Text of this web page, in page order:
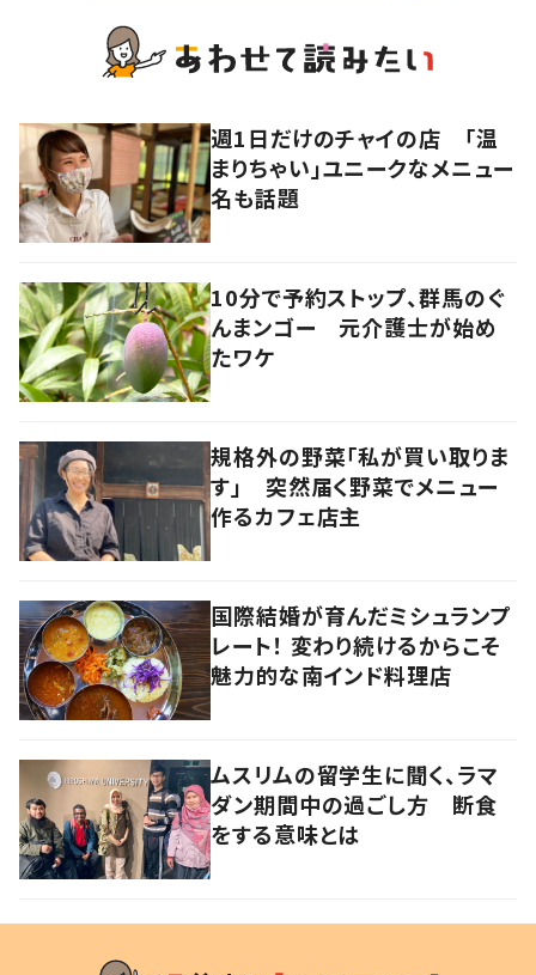
週1日だけのチャイの店 「温
まりちゃい」ユニークなメニュー
名も話題
10分で予約ストップ、群馬のぐ
んまンゴー 元介護士が始め
たワケ
規格外の野菜「私が買い取りま
す」 突然届く野菜でメニュー
作るカフェ店主
国際結婚が育んだミシュランプ
レート！ 変わり続けるからこそ
魅力的な南インド料理店
ムスリムの留学生に聞く、ラマ
ダン期間中の過ごし方 断食
をする意味とは